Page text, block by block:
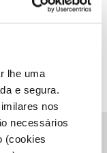
lhe uma
e segura.
nos
necessários
(cookies
tentar ligar para lá,
no telefone